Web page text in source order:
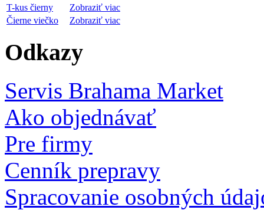
T-kus čierny
Zobraziť viac
Čierne viečko
Zobraziť viac
Odkazy
Servis Brahama Market
Ako objednávať
Pre firmy
Cenník prepravy
Spracovanie osobných